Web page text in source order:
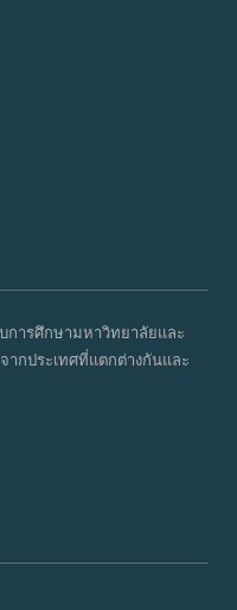
ารศึกษามหาวิทยาลัยและ
กประเทศที่แตกต่างกันและ